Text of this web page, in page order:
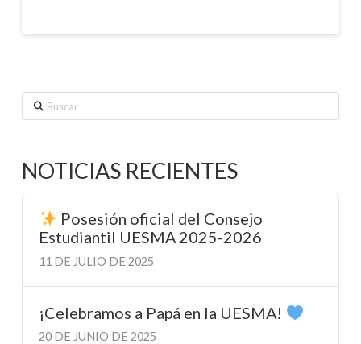
Buscar
NOTICIAS RECIENTES
Posesión oficial del Consejo
Estudiantil UESMA 2025-2026
11 DE JULIO DE 2025
¡Celebramos a Papá en la UESMA!
20 DE JUNIO DE 2025